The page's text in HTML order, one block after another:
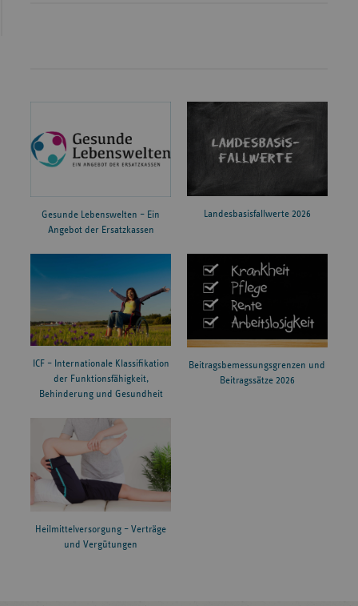
Gesunde Lebenswelten – Ein
Angebot der Ersatzkassen
Landesbasisfallwerte 2026
ICF – Internationale Klassifikation
der Funktionsfähigkeit,
Behinderung und Gesundheit
Beitragsbemessungsgrenzen und
Beitragssätze 2026
Heilmittelversorgung – Verträge
und Vergütungen